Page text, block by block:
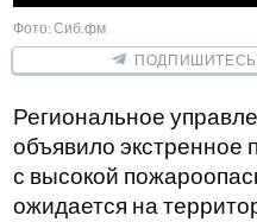
Фото: Сиб.фм
ПОДПИШИТЕСЬ
Региональное
объявило экстренное
с высокой
ожидается на